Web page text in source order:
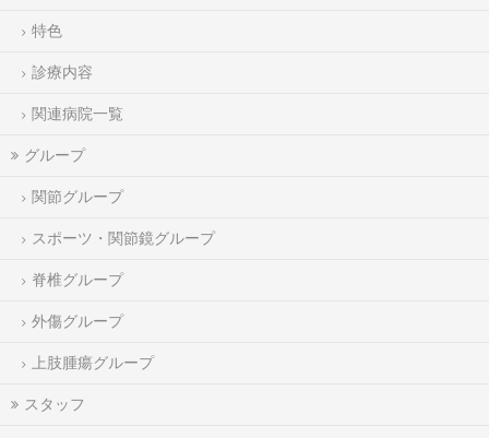
特色
診療内容
関連病院一覧
グループ
関節グループ
スポーツ・関節鏡グループ
脊椎グループ
外傷グループ
上肢腫瘍グループ
スタッフ